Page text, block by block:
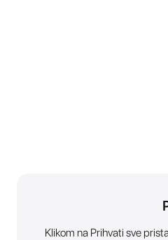
Klikom na Prihvati sve